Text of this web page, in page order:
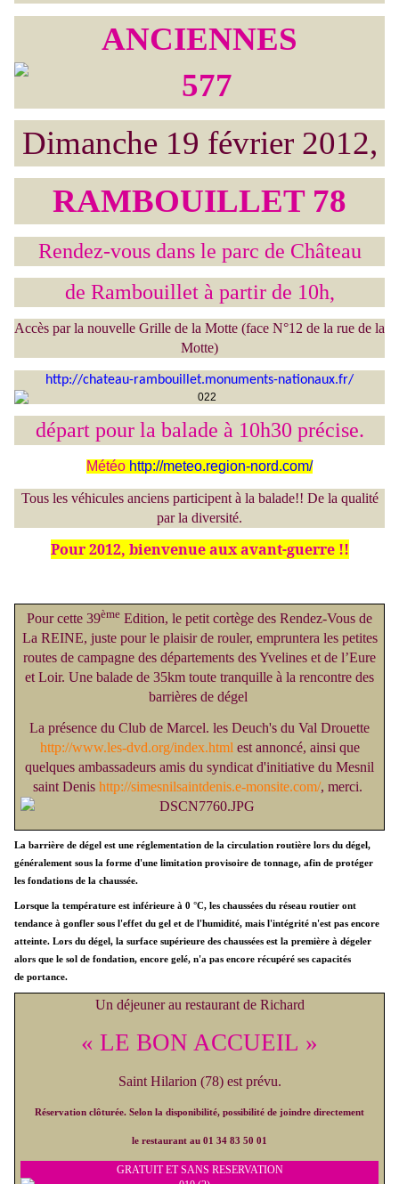
ANCIENNES
Dimanche 19 février 2012,
RAMBOUILLET 78
Rendez-vous dans le parc de Château
de Rambouillet à partir de 10h,
Accès par la nouvelle Grille de la Motte (face N°12 de la rue de la
Motte)
http://chateau-rambouillet.monuments-nationaux.fr/
départ pour la balade à 10h30 précise.
Météo http://meteo.region-nord.com/
Tous les véhicules anciens participent à la balade!! De la qualité
par la diversité.
Pour 2012, bienvenue aux avant-guerre !!
Pour cette 39ème Edition, le petit cortège des Rendez-Vous de
La REINE, juste pour le plaisir de rouler, empruntera les petites
routes de campagne des départements des Yvelines et de l’Eure
et Loir. Une balade de 35km toute tranquille à la rencontre des
barrières de dégel
La présence du Club de Marcel. les Deuch's du Val Drouette
http://www.les-dvd.org/index.html est annoncé, ainsi que
quelques ambassadeurs amis du syndicat d'initiative du Mesnil
saint Denis http://simesnilsaintdenis.e-monsite.com/, merci.
La barrière de dégel est une réglementation de la circulation routière lors du dégel,
généralement sous la forme d'une limitation provisoire de tonnage, afin de protéger
les fondations de la chaussée.
Lorsque la température est inférieure à 0 °C, les chaussées du réseau routier ont
tendance à gonfler sous l'effet du gel et de l'humidité, mais l'intégrité n'est pas encore
atteinte. Lors du dégel, la surface supérieure des chaussées est la première à dégeler
alors que le sol de fondation, encore gelé, n'a pas encore récupéré ses capacités
de portance.
Un déjeuner au restaurant de Richard
« LE BON ACCUEIL »
Saint Hilarion (78) est prévu.
Réservation clôturée. Selon la disponibilité, possibilité de joindre directement
le restaurant au 01 34 83 50 01
GRATUIT ET SANS RESERVATION